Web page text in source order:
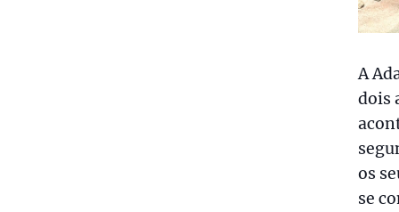
A
dois
os
se